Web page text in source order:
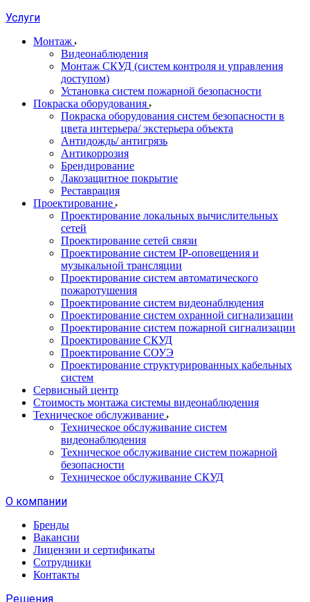
Услуги
Монтаж
Видеонаблюдения
Монтаж СКУД (систем контроля и управления
доступом)
Установка систем пожарной безопасности
Покраска оборудования
Покраска оборудования систем безопасности в
цвета интерьера/ экстерьера объекта
Антидождь/ антигрязь
Антикоррозия
Брендирование
Лакозащитное покрытие
Реставрация
Проектирование
Проектирование локальных вычислительных
сетей
Проектирование сетей связи
Проектирование систем IP-оповещения и
музыкальной трансляции
Проектирование систем автоматического
пожаротушения
Проектирование систем видеонаблюдения
Проектирование систем охранной сигнализации
Проектирование систем пожарной сигнализации
Проектирование СКУД
Проектирование СОУЭ
Проектирование структурированных кабельных
систем
Сервисный центр
Стоимость монтажа системы видеонаблюдения
Техническое обслуживание
Техническое обслуживание систем
видеонаблюдения
Техническое обслуживание систем пожарной
безопасности
Техническое обслуживание СКУД
О компании
Бренды
Вакансии
Лицензии и сертификаты
Сотрудники
Контакты
Решения